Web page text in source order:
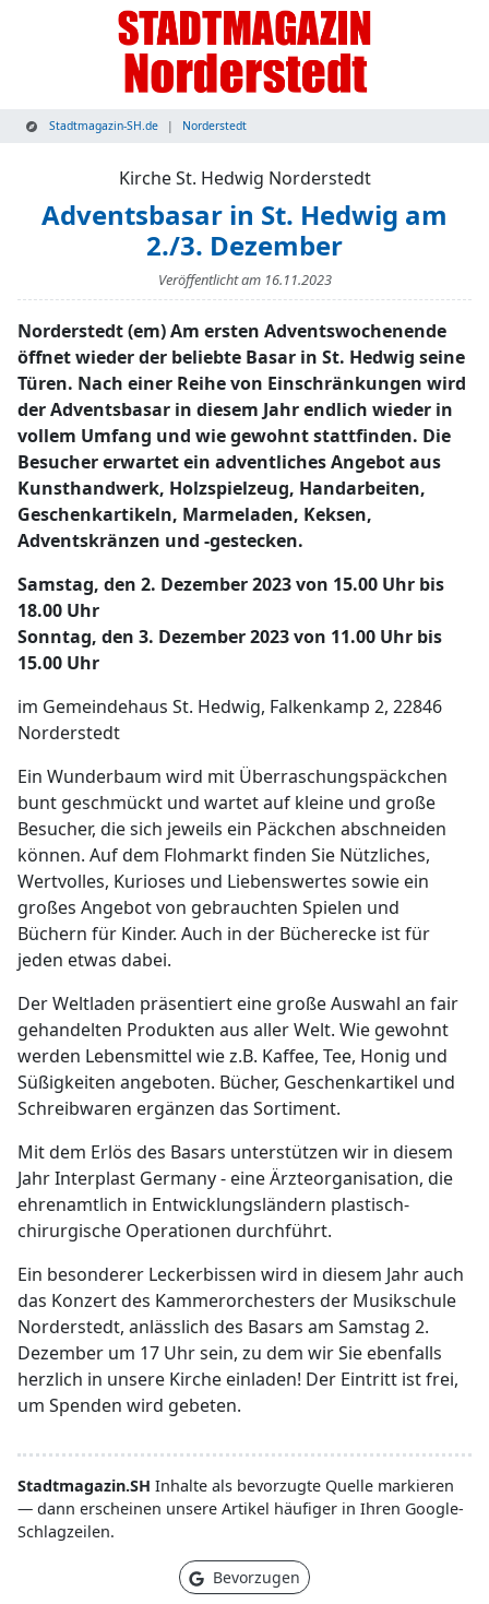
Stadtmagazin-SH.de Norderstedt
Kirche St. Hedwig Norderstedt
Adventsbasar in St. Hedwig am
2./3. Dezember
Veröffentlicht am 16.11.2023
Norderstedt (em) Am ersten Adventswochenende
öffnet wieder der beliebte Basar in St. Hedwig seine
Türen. Nach einer Reihe von Einschränkungen wird
der Adventsbasar in diesem Jahr endlich wieder in
vollem Umfang und wie gewohnt stattfinden. Die
Besucher erwartet ein adventliches Angebot aus
Kunsthandwerk, Holzspielzeug, Handarbeiten,
Geschenkartikeln, Marmeladen, Keksen,
Adventskränzen und -gestecken.
Samstag, den 2. Dezember 2023 von 15.00 Uhr bis
18.00 Uhr
Sonntag, den 3. Dezember 2023 von 11.00 Uhr bis
15.00 Uhr
im Gemeindehaus St. Hedwig, Falkenkamp 2, 22846
Norderstedt
Ein Wunderbaum wird mit Überraschungspäckchen
bunt geschmückt und wartet auf kleine und große
Besucher, die sich jeweils ein Päckchen abschneiden
können. Auf dem Flohmarkt finden Sie Nützliches,
Wertvolles, Kurioses und Liebenswertes sowie ein
großes Angebot von gebrauchten Spielen und
Büchern für Kinder. Auch in der Bücherecke ist für
jeden etwas dabei.
Der Weltladen präsentiert eine große Auswahl an fair
gehandelten Produkten aus aller Welt. Wie gewohnt
werden Lebensmittel wie z.B. Kaffee, Tee, Honig und
Süßigkeiten angeboten. Bücher, Geschenkartikel und
Schreibwaren ergänzen das Sortiment.
Mit dem Erlös des Basars unterstützen wir in diesem
Jahr Interplast Germany - eine Ärzteorganisation, die
ehrenamtlich in Entwicklungsländern plastisch-
chirurgische Operationen durchführt.
Ein besonderer Leckerbissen wird in diesem Jahr auch
das Konzert des Kammerorchesters der Musikschule
Norderstedt, anlässlich des Basars am Samstag 2.
Dezember um 17 Uhr sein, zu dem wir Sie ebenfalls
herzlich in unsere Kirche einladen! Der Eintritt ist frei,
um Spenden wird gebeten.
Stadtmagazin.SH Inhalte als bevorzugte Quelle markieren
— dann erscheinen unsere Artikel häufiger in Ihren Google-
Schlagzeilen.
Bevorzugen